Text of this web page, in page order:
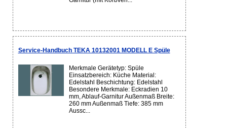
Service-Handbuch TEKA 10132001 MODELL E Spüle
Merkmale Gerätetyp: Spüle
Einsatzbereich: Küche Material:
Edelstahl Beschichtung: Edelstahl
Besondere Merkmale: Eckradien 10
mm, Ablauf-Garnitur Außenmaß Breite:
260 mm Außenmaß Tiefe: 385 mm
Aussc...